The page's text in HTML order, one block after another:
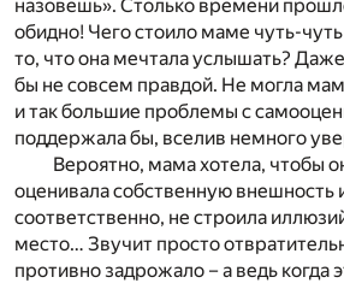
назовешь». Столько времени
обидно! Чего стоило маме чуть-чуть
то, что она мечтала услышать?
бы не совсем правдой. Не могла
и так большие проблемы с
поддержала бы, вселив немного
Вероятно, мама хотела, чтобы
оценивала собственную внешность
соответственно, не строила
место… Звучит просто
противно задрожало – а ведь когда